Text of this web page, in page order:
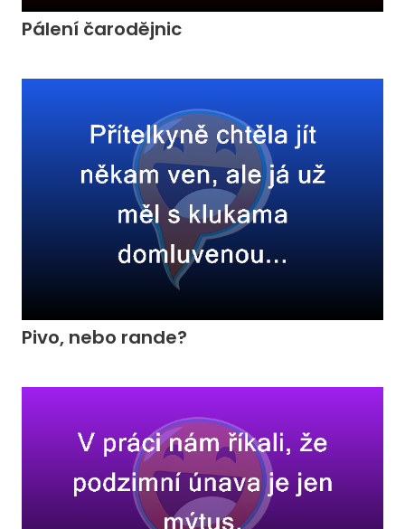
Pálení čarodějnic
Pivo, nebo rande?